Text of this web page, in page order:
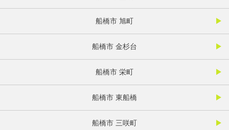
船橋市 旭町
船橋市 金杉台
船橋市 栄町
船橋市 東船橋
船橋市 三咲町